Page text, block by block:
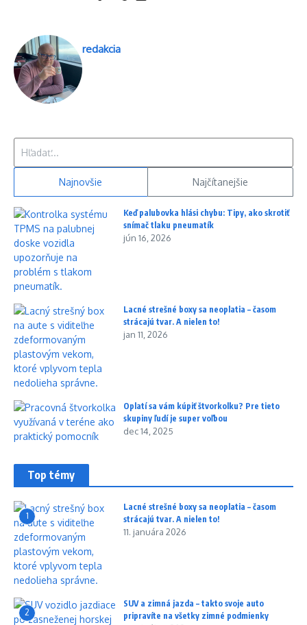
redakcia
Najnovšie Najčítanejšie
Keď palubovka hlási chybu: Tipy, ako skrotiť
snímač tlaku pneumatík
jún 16, 2026
Lacné strešné boxy sa neoplatia – časom
strácajú tvar. A nielen to!
jan 11, 2026
Oplatí sa vám kúpiť štvorkolku? Pre tieto
skupiny ľudí je super voľbou
dec 14, 2025
Top témy
1
Lacné strešné boxy sa neoplatia – časom
strácajú tvar. A nielen to!
11. januára 2026
2
SUV a zimná jazda – takto svoje auto
pripravíte na všetky zimné podmienky